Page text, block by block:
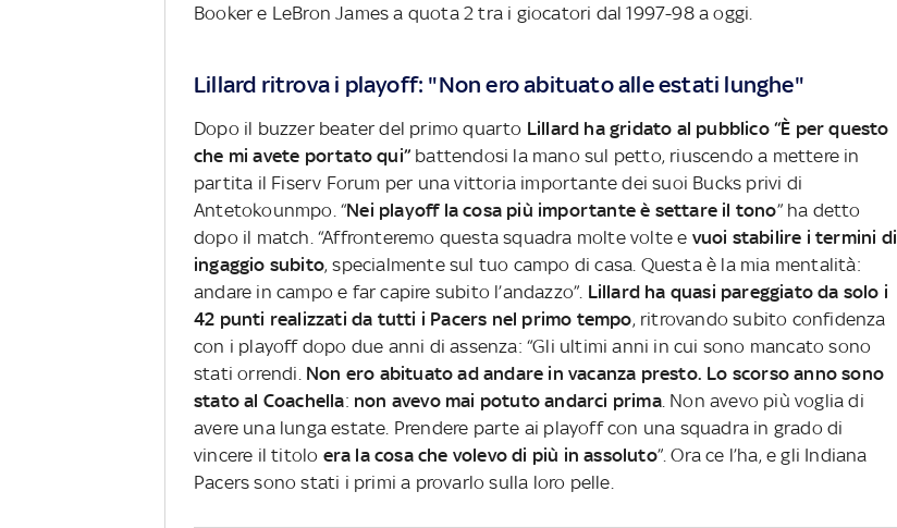
Booker e LeBron James a quota 2 tra i giocatori dal 1997-98 a oggi.
Lillard ritrova i playoff: "Non ero abituato alle estati lunghe"
Dopo il buzzer beater del primo quarto Lillard ha gridato al pubblico “È per questo
che mi avete portato qui” battendosi la mano sul petto, riuscendo a mettere in
partita il Fiserv Forum per una vittoria importante dei suoi Bucks privi di
Antetokounmpo. “Nei playoff la cosa più importante è settare il tono” ha detto
dopo il match. “Affronteremo questa squadra molte volte e vuoi stabilire i termini di
ingaggio subito, specialmente sul tuo campo di casa. Questa è la mia mentalità:
andare in campo e far capire subito l’andazzo”. Lillard ha quasi pareggiato da solo i
42 punti realizzati da tutti i Pacers nel primo tempo, ritrovando subito confidenza
con i playoff dopo due anni di assenza: “Gli ultimi anni in cui sono mancato sono
stati orrendi. Non ero abituato ad andare in vacanza presto. Lo scorso anno sono
stato al Coachella: non avevo mai potuto andarci prima. Non avevo più voglia di
avere una lunga estate. Prendere parte ai playoff con una squadra in grado di
vincere il titolo era la cosa che volevo di più in assoluto”. Ora ce l’ha, e gli Indiana
Pacers sono stati i primi a provarlo sulla loro pelle.